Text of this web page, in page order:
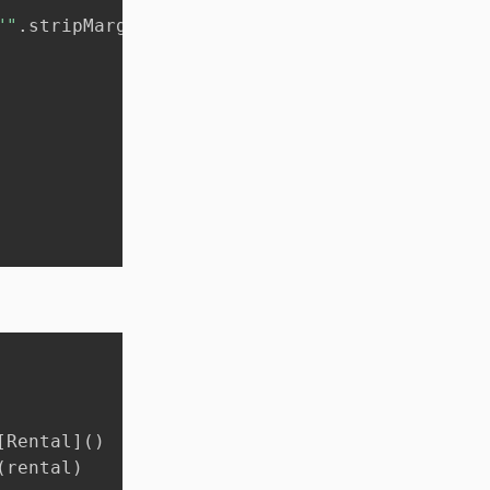
. stripMargin
Rental ] ( )
rental )